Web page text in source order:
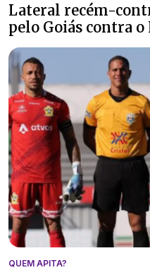
Lateral recém-
pelo Goiás contra
QUEM APITA?